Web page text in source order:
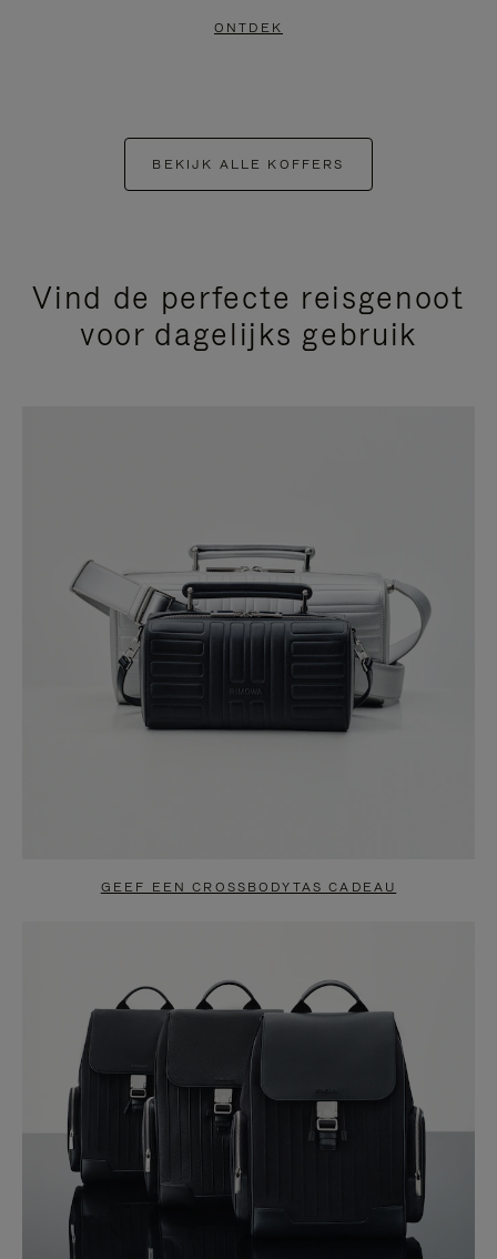
ONTDEK
BEKIJK ALLE KOFFERS
Vind de perfecte reisgenoot
voor dagelijks gebruik
GEEF EEN CROSSBODYTAS CADEAU